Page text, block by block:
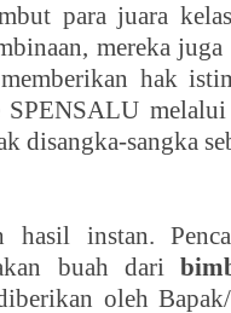
para juara
mereka
hak
SPENSALU
disangka-sangka
hasil instan.
buah dari
oleh